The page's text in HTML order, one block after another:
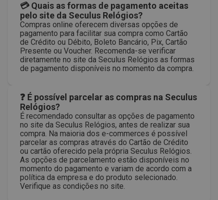
💳 Quais as formas de pagamento aceitas
pelo site da Seculus Relógios?
Compras online oferecem diversas opções de
pagamento para facilitar sua compra como Cartão
de Crédito ou Débito, Boleto Bancário, Pix, Cartão
Presente ou Voucher. Recomenda-se verificar
diretamente no site da Seculus Relógios as formas
de pagamento disponíveis no momento da compra.
❓ É possível parcelar as compras na Seculus
Relógios?
É recomendado consultar as opções de pagamento
no site da Seculus Relógios, antes de realizar sua
compra. Na maioria dos e-commerces é possível
parcelar as compras através do Cartão de Crédito
ou cartão oferecido pela própria Seculus Relógios.
As opções de parcelamento estão disponíveis no
momento do pagamento e variam de acordo com a
política da empresa e do produto selecionado.
Verifique as condições no site.